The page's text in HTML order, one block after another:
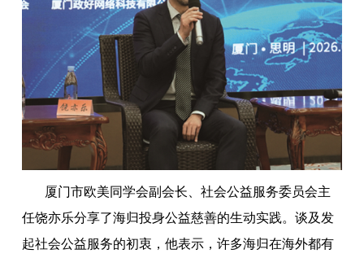
厦门市欧美同学会副会长、社会公益服务委员会主
任饶亦乐分享了海归投身公益慈善的生动实践。谈及发
起社会公益服务的初衷，他表示，许多海归在海外都有